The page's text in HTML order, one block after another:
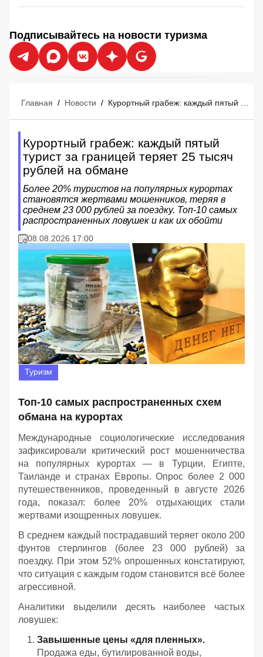
Подписывайтесь на новости туризма
Главная / Новости /
Курортный грабеж: каждый пятый
турист за границей теряет 25 тысяч
рублей на обмане
Более 20% туристов на популярных курортах
становятся жертвами мошенников, теряя в
среднем 23 000 рублей за поездку. Топ-10 самых
распространенных ловушек и как их обойти
08.08.2026 17:00
Туризм
Топ-10 самых распространенных схем
обмана на курортах
Международные социологические исследования
зафиксировали критический рост мошенничества
на популярных курортах — в Турции, Египте,
Таиланде и странах Европы. Опрос более 2 000
путешественников, проведенный в августе 2026
года, показал: более 20% отдыхающих стали
жертвами изощренных ловушек.
В среднем каждый пострадавший теряет около 200
фунтов стерлингов (более 23 000 рублей) за
поездку. При этом 52% опрошенных констатируют,
что ситуация с каждым годом становится всё более
агрессивной.
Аналитики выделили десять наиболее частых
ловушек:
Завышенные цены «для пленных».
Продажа еды, бутилированной воды,